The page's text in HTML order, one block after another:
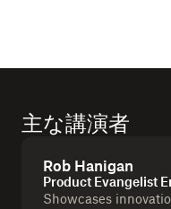
主な講演者
Rob Hanigan
Product Evangelist
Showcases